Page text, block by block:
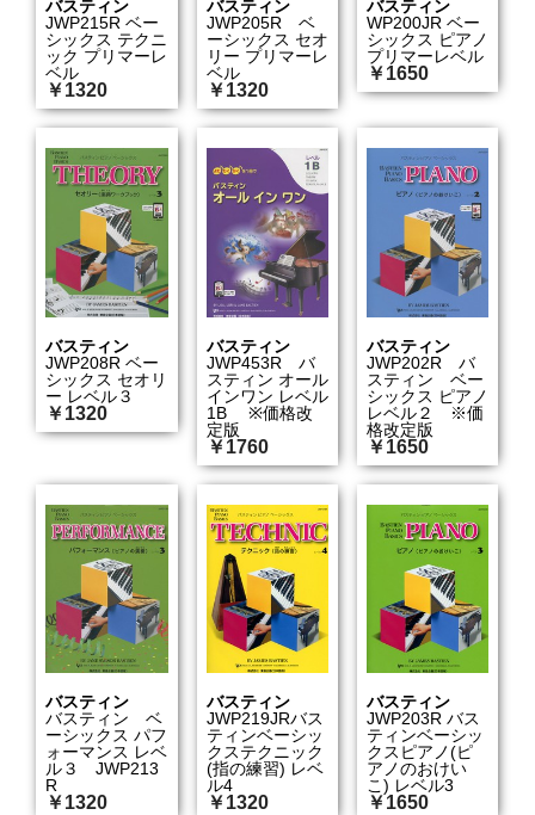
バスティン
JWP215R ベー
シックス テクニ
ック プリマーレ
ベル
￥1320
バスティン
JWP205R ベ
ーシックス セオ
リー プリマーレ
ベル
￥1320
バスティン
WP200JR ベー
シックス ピアノ
プリマーレベル
￥1650
バスティン
JWP208R ベー
シックス セオリ
ー レベル３
￥1320
バスティン
JWP453R バ
スティン オール
インワン レベル
1B ※価格改
定版
￥1760
バスティン
JWP202R バ
スティン ベー
シックス ピアノ
レベル２ ※価
格改定版
￥1650
バスティン
バスティン ベ
ーシックス パフ
ォーマンス レベ
ル３ JWP213
R
￥1320
バスティン
JWP219JRバス
ティンベーシッ
クステクニック
(指の練習) レベ
ル4
￥1320
バスティン
JWP203R バス
ティンベーシッ
クスピアノ(ピ
アノのおけい
こ) レベル3
￥1650